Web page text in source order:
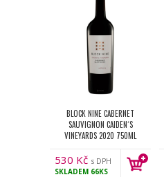
BLOCK NINE CABERNET
SAUVIGNON CAIDEN´S
VINEYARDS 2020 750ML
530 Kč s DPH
SKLADEM 66KS